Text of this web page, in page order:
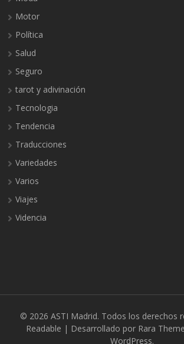
Motor
Política
Salud
Seguro
tarot y adivinación
Tecnologia
Tendencia
Traducciones
Variedades
Varios
Viajes
Videncia
© 2026 ASTI Madrid. Todos los derechos
Readable | Desarrollado por Rara Theme
WordPress.